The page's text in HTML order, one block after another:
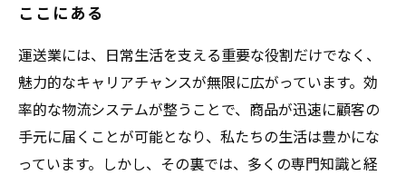
ここにある
運送業には、日常生活を支える重要な役割だけでなく、
魅力的なキャリアチャンスが無限に広がっています。効
率的な物流システムが整うことで、商品が迅速に顧客の
手元に届くことが可能となり、私たちの生活は豊かにな
っています。しかし、その裏では、多くの専門知識と経